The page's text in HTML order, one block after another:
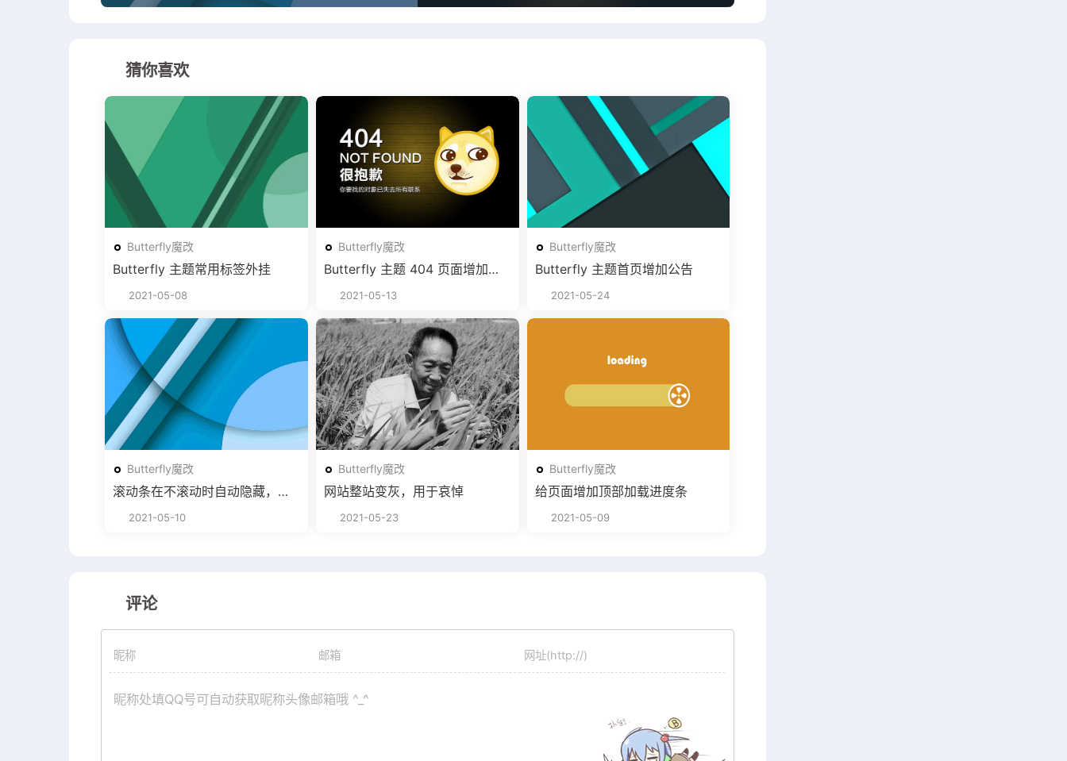
猜你喜欢
Butterfly魔改
Butterfly 主题常用标签外挂
2021-05-08
Butterfly魔改
Butterfly 主题 404 页面增加最
2021-05-13
Butterfly魔改
Butterfly 主题首页增加公告
2021-05-24
Butterfly魔改
滚动条在不滚动时自动隐藏，滚
2021-05-10
Butterfly魔改
网站整站变灰，用于哀悼
2021-05-23
Butterfly魔改
给页面增加顶部加载进度条
2021-05-09
评论